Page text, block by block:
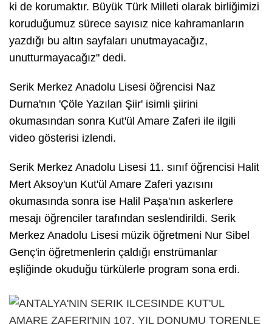
ki de korumaktır. Büyük Türk Milleti olarak birliğimizi
koruduğumuz sürece sayısız nice kahramanların
yazdığı bu altın sayfaları unutmayacağız,
unutturmayacağız" dedi.
Serik Merkez Anadolu Lisesi öğrencisi Naz
Durna'nın 'Çöle Yazılan Şiir' isimli şiirini
okumasından sonra Kut'ül Amare Zaferi ile ilgili
video gösterisi izlendi.
Serik Merkez Anadolu Lisesi 11. sınıf öğrencisi Halit
Mert Aksoy'un Kut'ül Amare Zaferi yazısını
okumasında sonra ise Halil Paşa'nın askerlere
mesajı öğrenciler tarafından seslendirildi. Serik
Merkez Anadolu Lisesi müzik öğretmeni Nur Sibel
Genç'in öğretmenlerin çaldığı enstrümanlar
eşliğinde okuduğu türkülerle program sona erdi.